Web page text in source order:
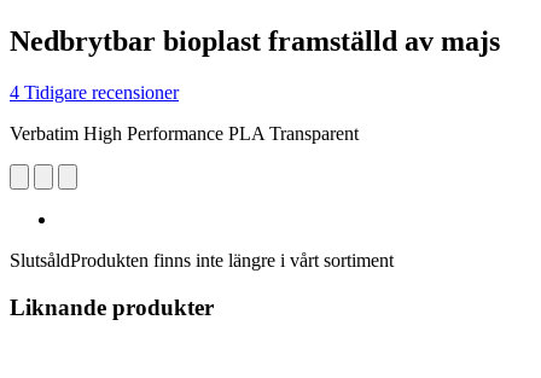
Nedbrytbar bioplast framställd av majs
4 Tidigare recensioner
Verbatim High Performance PLA Transparent
SlutsåldProdukten finns inte längre i vårt sortiment
Liknande produkter